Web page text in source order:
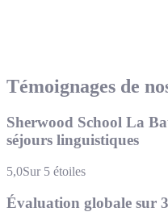
Témoignages de
Sherwood School La
séjours linguistiques
5,0Sur 5 étoiles
Évaluation globale sur